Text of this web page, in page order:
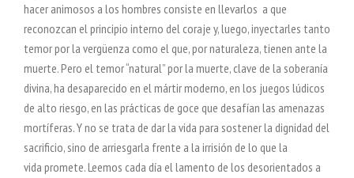
hacer animosos a los hombres consiste en llevarlos a que
reconozcan el principio interno del coraje y, luego, inyectarles tanto
temor por la vergüenza como el que, pornaturaleza, tienen ante la
muerte. Pero el temor “natural” por la muerte, clave de la soberanía
divina, ha desaparecido en el mártir moderno, en los juegos lúdicos
de alto riesgo, en las prácticas de goce que desafían las amenazas
mortíferas. Yno se trata de dar la vida para sostener la dignidad del
sacrificio, sino de arriesgarla frente a la irrisión de lo que la
vida promete. Leemos cada día el lamento de los desorientados a